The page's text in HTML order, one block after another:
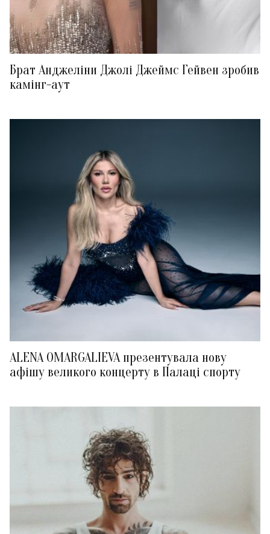
Брат Анджеліни Джолі Джеймс Гейвен зробив
камінг-аут
ALENA OMARGALIEVA презентувала нову
афішу великого концерту в Палаці спорту